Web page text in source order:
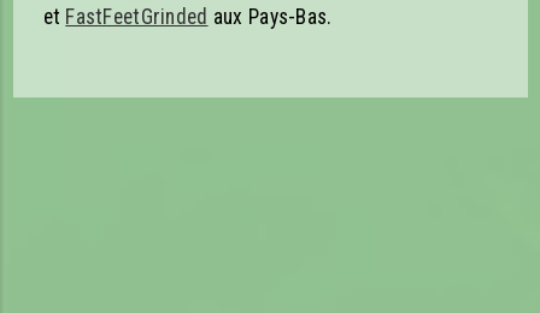
et FastFeetGrinded aux Pays-Bas.